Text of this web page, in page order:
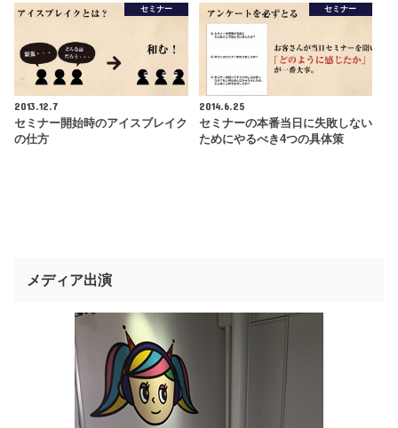
セミナー
2013.12.7
セミナー開始時のアイスブレイク
の仕方
セミナー
2014.6.25
セミナーの本番当日に失敗しない
ためにやるべき4つの具体策
メディア出演